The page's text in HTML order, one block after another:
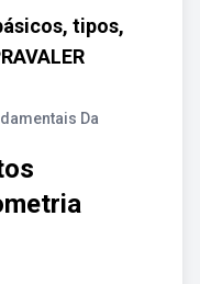
tipos,
Da